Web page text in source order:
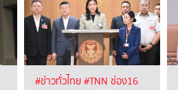
#ข่าวทั่วไทย#TNN ช่อง16